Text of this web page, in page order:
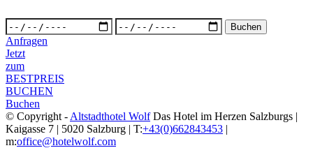
Anfragen
Jetzt
zum
BESTPREIS
BUCHEN
Buchen
© Copyright - Altstadthotel WolfDas Hotel im Herzen Salzburgs |
Kaigasse 7 | 5020 Salzburg | T:+43(0)662843453 |
m:office@hotelwolf.com